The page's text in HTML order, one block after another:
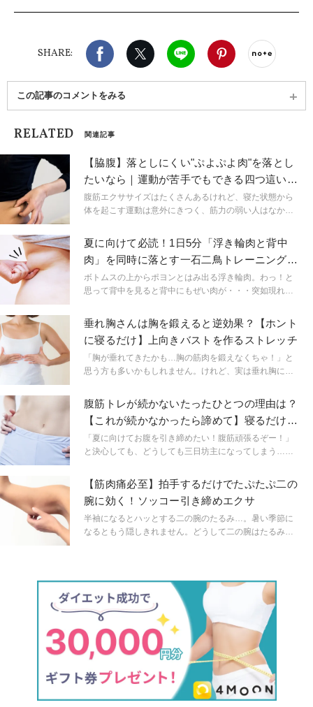
SHARE:
Facebook X（旧twitter）
LINE Pinterest
この記事のコメントをみる
RELATED 関連記事
【脇腹】落としにくい"ぷよぷよ肉"を落とし
たいなら｜運動が苦手でもできる四つ這いエ
クサ
腹筋エクササイズはたくさんあるけれど、寝た状態から
体を起こす運動は意外にきつく、筋力の弱い人はなかな
人でも効果を感じやすい、四つ這いの姿勢でできるエク
ササイズの紹介です。土台がブレにくく安定するので、
絞りたい脇腹にじっくり効かせることができますよ！
夏に向けて必読！1日5分「浮き輪肉と背中
肉」を同時に落とす一石二鳥トレーニング
【ヨガ動画】
ボトムスの上からポヨンとはみ出る浮き輪肉。わっ！と
思って背中を見ると背中にもぜい肉が・・・突如現れる
日5分のお腹と背中を鍛えるヨガトレーニングで引き締め
ましょう！
垂れ胸さんは胸を鍛えると逆効果？【ホント
に寝るだけ】上向きバストを作るストレッチ
「胸が垂れてきたかも…胸の筋肉を鍛えなくちゃ！」と
思う方も多いかもしれません。けれど、実は垂れ胸には
や、垂れ胸改善に効果的な簡単ストレッチをご紹介しま
す。
腹筋トレが続かないたったひとつの理由は？
【これが続かなかったら諦めて】寝るだけ！
お腹凹ませエクサ
「夏に向けてお腹を引き締めたい！腹筋頑張るぞー！」
と決心しても、どうしても三日坊主になってしまう…。
あなたの意志の弱さではなく、1つの理由があるのです。
腹筋を習慣化するポイントを知って、今日から引き締ま
ったお腹を目指しましょう。
【筋肉痛必至】拍手するだけでたぷたぷ二の
腕に効く！ソッコー引き締めエクサ
半袖になるとハッとする二の腕のたるみ…。暑い季節に
なるともう隠しきれません。どうして二の腕はたるみや